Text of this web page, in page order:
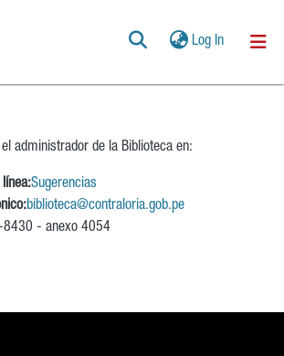
Log In(current)
All of DSpace
POLÍTICAS
AYUDA
administrador de la Biblioteca en:
Sugerencias
biblioteca@contraloria.gob.pe
- anexo 4054